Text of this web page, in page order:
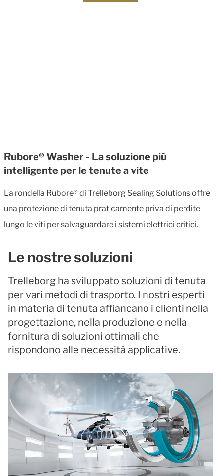
Rubore® Washer - La soluzione più
intelligente per le tenute a vite
La rondella Rubore® di Trelleborg Sealing Solutions offre
una protezione di tenuta praticamente priva di perdite
lungo le viti per salvaguardare i sistemi elettrici critici.
Le nostre soluzioni
Trelleborg ha sviluppato soluzioni di tenuta
per vari metodi di trasporto. I nostri esperti
in materia di tenuta affiancano i clienti nella
progettazione, nella produzione e nella
fornitura di soluzioni ottimali che
rispondono alle necessità applicative.